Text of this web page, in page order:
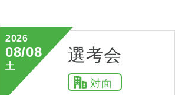
2026
08/08
土
選考会
対面